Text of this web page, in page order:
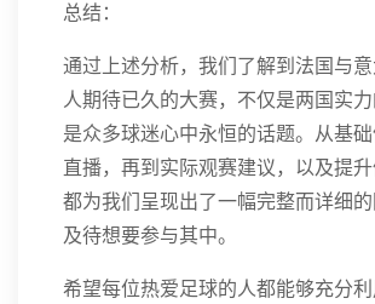
总结：
通过上述分析，我们了解到法国与
人期待已久的大赛，不仅是两国实
是众多球迷心中永恒的话题。从基
直播，再到实际观赛建议，以及提升
都为我们呈现出了一幅完整而详细
及待想要参与其中。
希望每位热爱足球的人都能够充分